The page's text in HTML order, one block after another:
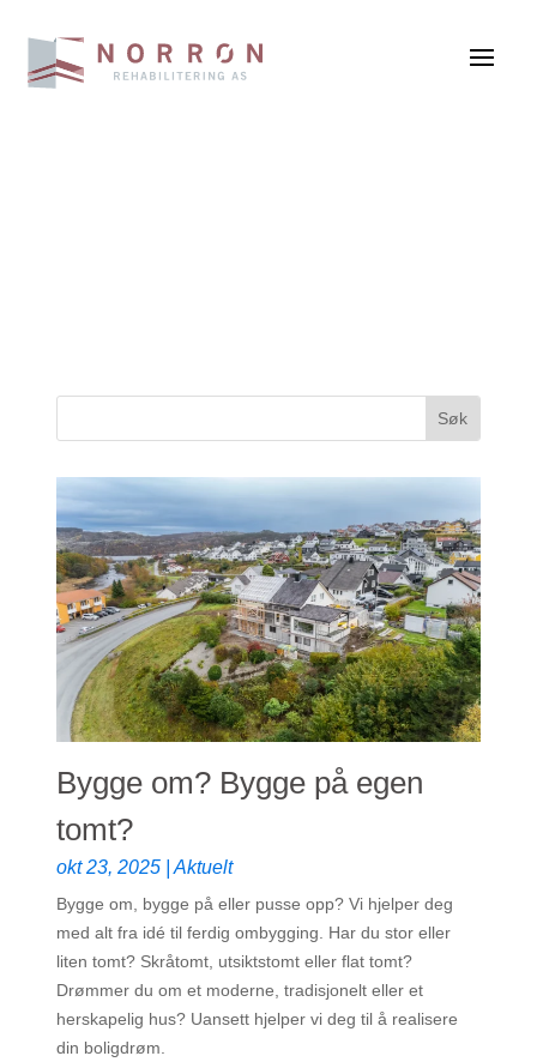
Bygge om? Bygge på egen
tomt?
okt 23, 2025 |Aktuelt
Bygge om, bygge på eller pusse opp? Vi hjelper deg
med alt fra idé til ferdig ombygging. Har du stor eller
liten tomt? Skråtomt, utsiktstomt eller flat tomt?
Drømmer du om et moderne, tradisjonelt eller et
herskapelig hus? Uansett hjelper vi deg til å realisere
din boligdrøm.